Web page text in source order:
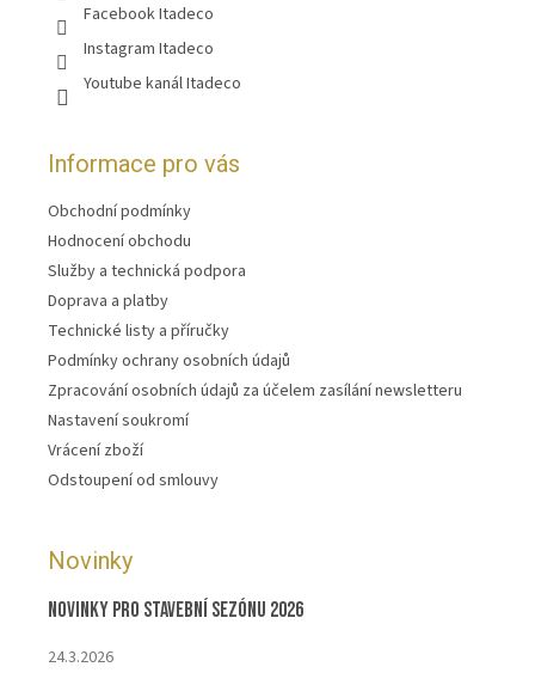
Facebook Itadeco
Instagram Itadeco
Youtube kanál Itadeco
Informace pro vás
Obchodní podmínky
Hodnocení obchodu
Služby a technická podpora
Doprava a platby
Technické listy a příručky
Podmínky ochrany osobních údajů
Zpracování osobních údajů za účelem zasílání newsletteru
Nastavení soukromí
Vrácení zboží
Odstoupení od smlouvy
Novinky
Novinky pro stavební sezónu 2026
24.3.2026